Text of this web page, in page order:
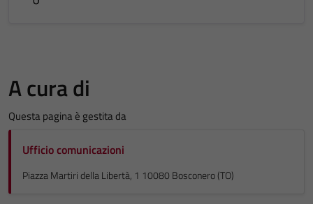
A cura di
Questa pagina è gestita da
Ufficio comunicazioni
Piazza Martiri della Libertà, 1 10080 Bosconero (TO)